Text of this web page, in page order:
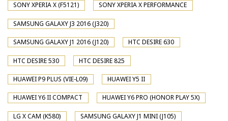
SONY XPERIA X (F5121) SONY XPERIA X PERFORMANCE
SAMSUNG GALAXY J3 2016 (J320)
SAMSUNG GALAXY J1 2016 (J120) HTC DESIRE 630
HTC DESIRE 530 HTC DESIRE 825
HUAWEI P9 PLUS (VIE-L09) HUAWEI Y5 II
HUAWEI Y6 II COMPACT HUAWEI Y6 PRO (HONOR PLAY 5X)
LG X CAM (K580) SAMSUNG GALAXY J1 MINI (J105)